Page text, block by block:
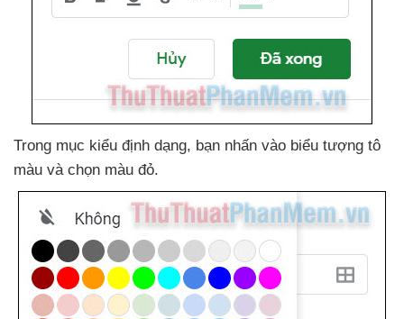
Trong mục kiểu định dạng, bạn nhấn vào biểu tượng tô
màu và chọn màu đỏ.